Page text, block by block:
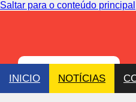
Saltar para o conteúdo principal
INICIO NOTÍCIAS